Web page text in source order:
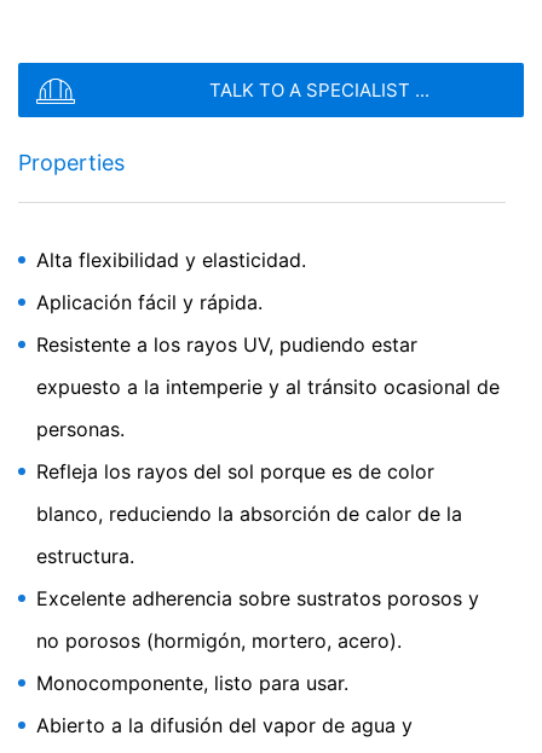
Membrana acrílica impermeable altamente flexible
TALK TO A SPECIALIST ...
Properties
Alta flexibilidad y elasticidad.
Aplicación fácil y rápida.
Resistente a los rayos UV, pudiendo estar
expuesto a la intemperie y al tránsito ocasional de
personas.
Refleja los rayos del sol porque es de color
blanco, reduciendo la absorción de calor de la
estructura.
Excelente adherencia sobre sustratos porosos y
no porosos (hormigón, mortero, acero).
Monocomponente, listo para usar.
Abierto a la difusión del vapor de agua y